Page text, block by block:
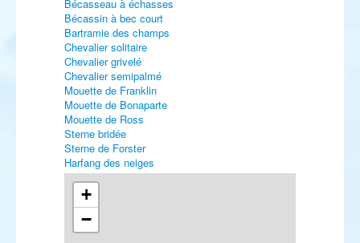
Bécasseau à échasses
Bécassin à bec court
Bartramie des champs
Chevalier solitaire
Chevalier grivelé
Chevalier semipalmé
Mouette de Franklin
Mouette de Bonaparte
Mouette de Ross
Sterne bridée
Sterne de Forster
Harfang des neiges
Pipit de Godlewski
Pipit à dos olive
Robin à flancs roux
Traquet isabelle
Traquet pie
+
−